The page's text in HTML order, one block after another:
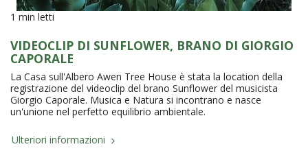
1 min letti
VIDEOCLIP DI SUNFLOWER, BRANO DI GIORGIO
CAPORALE
La Casa sull'Albero Awen Tree House è stata la location della
registrazione del videoclip del brano Sunflower del musicista
Giorgio Caporale. Musica e Natura si incontrano e nasce
un'unione nel perfetto equilibrio ambientale.
Ulteriori informazioni